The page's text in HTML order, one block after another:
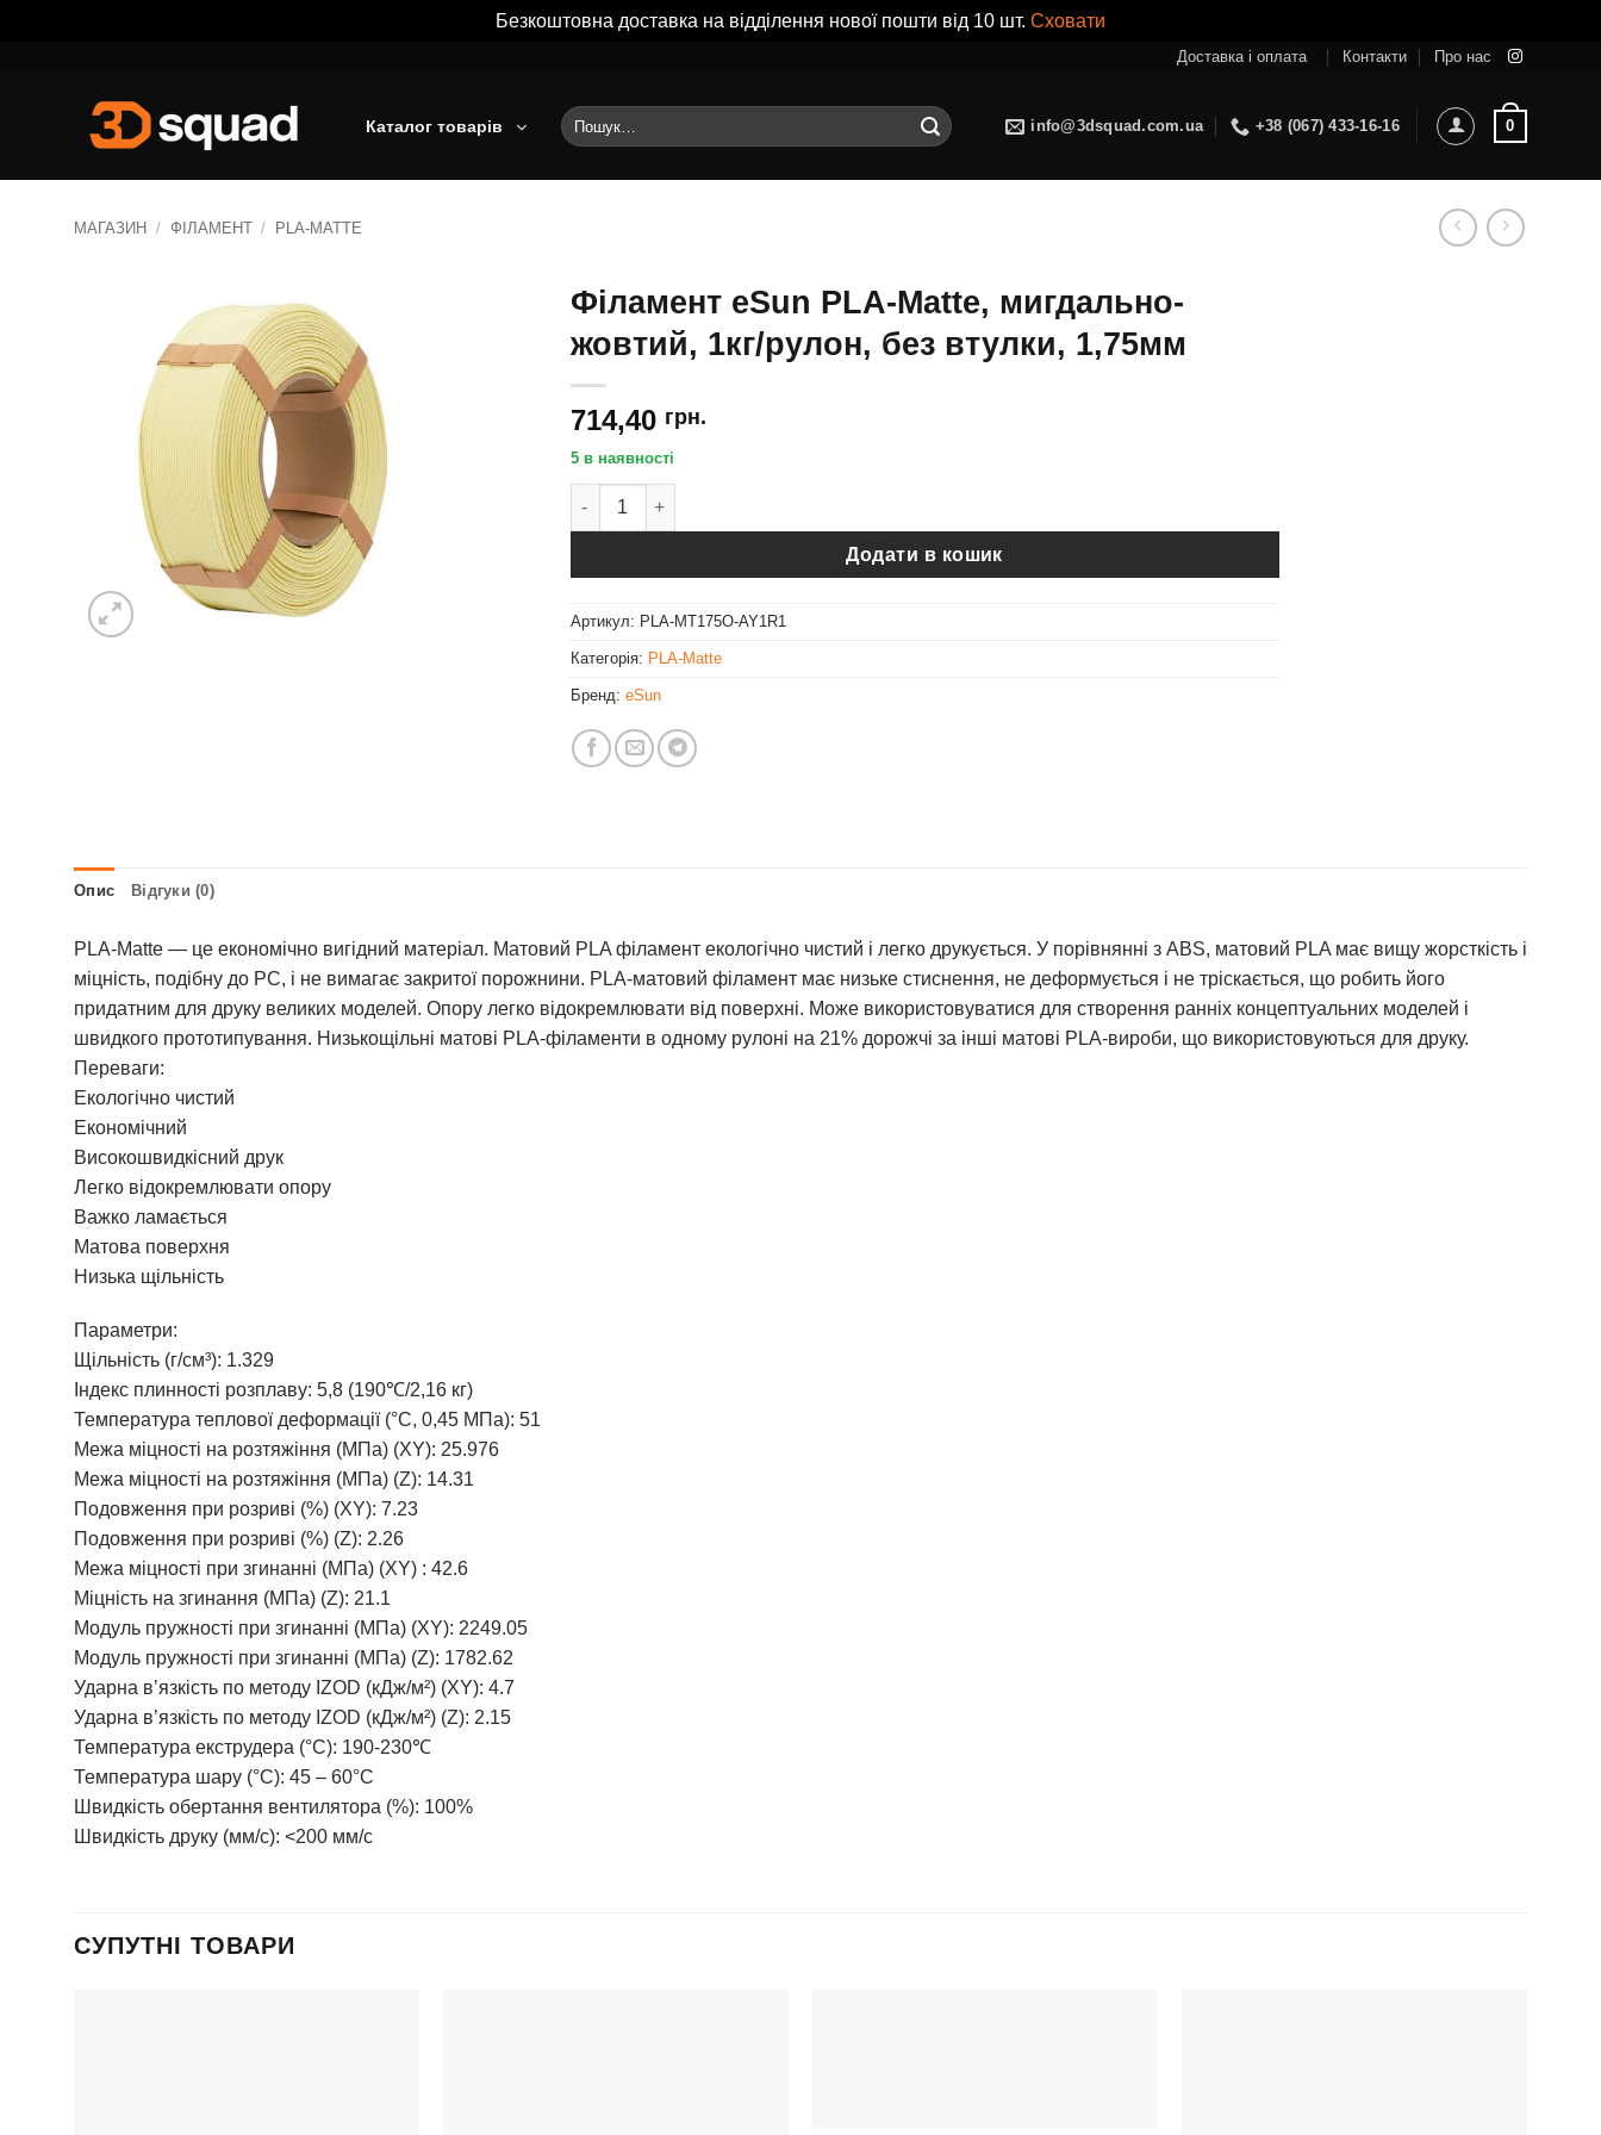
Безкоштовна доставка на відділення нової пошти від 10 шт. Сховати
Доставка і оплата Контакти Про нас
Каталог товарів
Шукати:
info@3dsquad.com.ua +38 (067) 433-16-16 0
МАГАЗИН / ФІЛАМЕНТ / PLA-MATTE
Філамент eSun PLA-Matte, мигдально-
жовтий, 1кг/рулон, без втулки, 1,75мм
714,40 грн.
5 в наявності
Філамент eSun PLA-Matte, мигдально-жовтий, 1кг/рулон, без втулки, 1,75мм кількість
Додати в кошик
Артикул: PLA-MT175O-AY1R1
Категорія: PLA-Matte
Бренд: eSun
Опис Відгуки (0)
PLA-Matte — це економічно вигідний матеріал. Матовий PLA філамент екологічно чистий і легко друкується. У порівнянні з ABS, матовий PLA має вищу жорсткість і
міцність, подібну до PC, і не вимагає закритої порожнини. PLA-матовий філамент має низьке стиснення, не деформується і не тріскається, що робить його
придатним для друку великих моделей. Опору легко відокремлювати від поверхні. Може використовуватися для створення ранніх концептуальних моделей і
швидкого прототипування. Низькощільні матові PLA-філаменти в одному рулоні на 21% дорожчі за інші матові PLA-вироби, що використовуються для друку.
Переваги:
Екологічно чистий
Економічний
Високошвидкісний друк
Легко відокремлювати опору
Важко ламається
Матова поверхня
Низька щільність
Параметри:
Щільність (г/см³): 1.329
Індекс плинності розплаву: 5,8 (190℃/2,16 кг)
Температура теплової деформації (°C, 0,45 МПа): 51
Межа міцності на розтяжіння (МПа) (XY): 25.976
Межа міцності на розтяжіння (МПа) (Z): 14.31
Подовження при розриві (%) (XY): 7.23
Подовження при розриві (%) (Z): 2.26
Межа міцності при згинанні (МПа) (XY) : 42.6
Міцність на згинання (МПа) (Z): 21.1
Модуль пружності при згинанні (МПа) (XY): 2249.05
Модуль пружності при згинанні (МПа) (Z): 1782.62
Ударна в’язкість по методу IZOD (кДж/м²) (XY): 4.7
Ударна в’язкість по методу IZOD (кДж/м²) (Z): 2.15
Температура екструдера (°C): 190-230℃
Температура шару (°C): 45 – 60°C
Швидкість обертання вентилятора (%): 100%
Швидкість друку (мм/с): <200 мм/с
СУПУТНІ ТОВАРИ